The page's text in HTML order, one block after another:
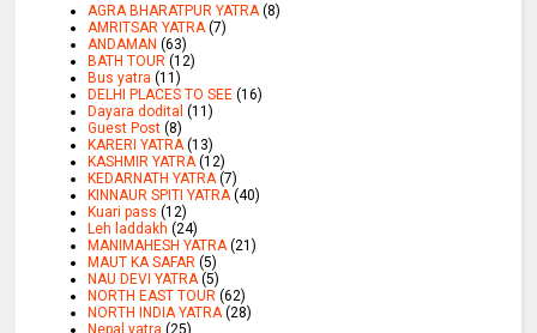
AGRA BHARATPUR YATRA (8)
AMRITSAR YATRA (7)
ANDAMAN (63)
BATH TOUR (12)
Bus yatra (11)
DELHI PLACES TO SEE (16)
Dayara dodital (11)
Guest Post (8)
KARERI YATRA (13)
KASHMIR YATRA (12)
KEDARNATH YATRA (7)
KINNAUR SPITI YATRA (40)
Kuari pass (12)
Leh laddakh (24)
MANIMAHESH YATRA (21)
MAUT KA SAFAR (5)
NAU DEVI YATRA (5)
NORTH EAST TOUR (62)
NORTH INDIA YATRA (28)
Nepal yatra (25)